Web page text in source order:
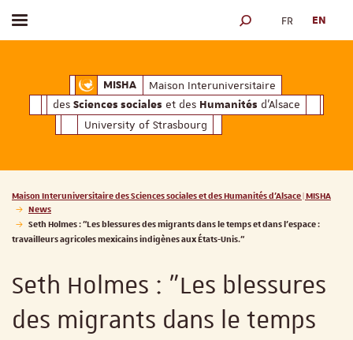
MISHAMaison Interuniversitaire des
Maison Interuniversitaire
des Sciences sociales et des Humanités d'Alsace
University of Strasbourg
Toggle menu SEARCH ENGINE
FR EN
Vous êtes ici :
Maison Interuniversitaire des Sciences sociales et des Humanités d'Alsace | MISHA
News
Seth Holmes : "Les blessures des migrants dans le temps et dans l'espace :
travailleurs agricoles mexicains indigènes aux États-Unis."
Seth Holmes : "Les blessures
des migrants dans le temps